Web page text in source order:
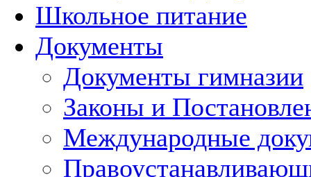
Школьное питание
Документы
Документы гимназии
Законы и
Международные